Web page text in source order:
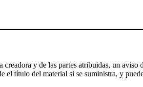
y de las partes atribuidas, un
título del material si se suministra, y